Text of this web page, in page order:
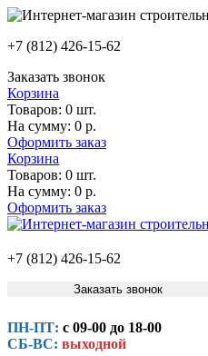
+7 (812) 426-15-62
Заказать звонок
Корзина
Товаров: 0 шт.
На сумму: 0 р.
Оформить заказ
Корзина
Товаров: 0 шт.
На сумму: 0 р.
Оформить заказ
+7 (812) 426-15-62
Заказать звонок
ПН-ПТ: с 09-00 до 18-00
СБ-ВС: выходной